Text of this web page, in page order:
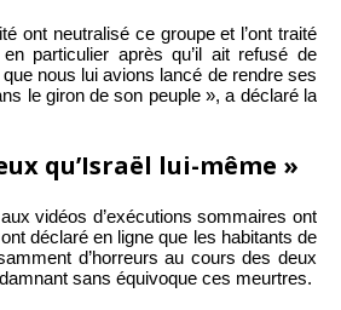
ont neutralisé ce groupe et l’ont traité
particulier après qu’il ait refusé de
que nous lui avions lancé de rendre ses
le giron de son peuple », a déclaré la
qu’Israël lui-même »
vidéos d’exécutions sommaires ont
déclaré en ligne que les habitants de
d’horreurs au cours des deux
sans équivoque ces meurtres.